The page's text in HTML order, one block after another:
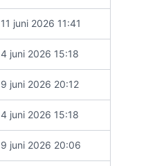
11 juni 2026 11:41
4 juni 2026 15:18
9 juni 2026 20:12
4 juni 2026 15:18
9 juni 2026 20:06